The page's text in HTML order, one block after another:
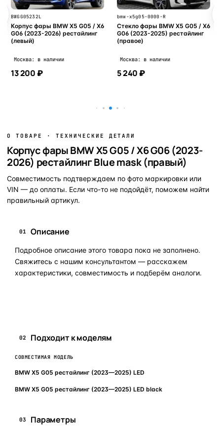
BWGG05232L
Корпус фары BMW X5 G05 / X6
G06 (2023-2026) рестайлинг
(левый)
Москва: в наличии
13 200 ₽
bmw-x5g05-0000-R
Стекло фары BMW X5 G05 / X6
G06 (2023-2025) рестайлинг
(правое)
Москва: в наличии
5 240 ₽
О ТОВАРЕ · ТЕХНИЧЕСКИЕ ДЕТАЛИ
Корпус фары BMW X5 G05 / X6 G06 (2023-
2026) рестайлинг Blue mask (правый)
Совместимость подтверждаем по фото маркировки или
VIN — до оплаты. Если что-то не подойдёт, поможем найти
правильный артикул.
01 Описание
Подробное описание этого товара пока не заполнено.
Свяжитесь с нашим консультантом — расскажем
характеристики, совместимость и подберём аналоги.
02 Подходит к моделям
СОВМЕСТИМАЯ МОДЕЛЬ
BMW X5 G05 рестайлинг (2023—2025) LED
BMW X5 G05 рестайлинг (2023—2025) LED black
03 Параметры